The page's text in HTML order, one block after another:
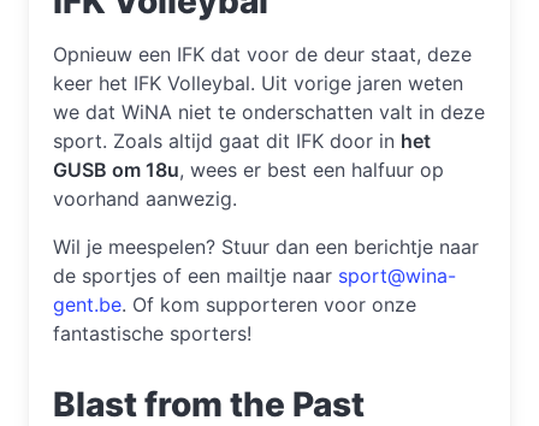
Opnieuw een IFK dat voor de deur staat, deze
keer het IFK Volleybal. Uit vorige jaren weten
we dat WiNA niet te onderschatten valt in deze
sport. Zoals altijd gaat dit IFK door in het
GUSB om 18u, wees er best een halfuur op
voorhand aanwezig.
Wil je meespelen? Stuur dan een berichtje naar
de sportjes of een mailtje naar sport@wina-
gent.be. Of kom supporteren voor onze
fantastische sporters!
Blast from the Past